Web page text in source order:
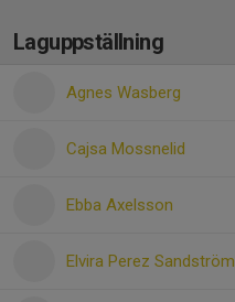
Laguppställning
Agnes Wasberg
Cajsa Mossnelid
Ebba Axelsson
Elvira Perez Sandström